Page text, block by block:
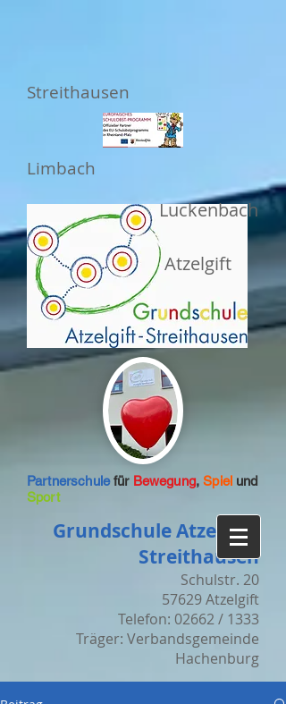
Streithausen
Limbach
Luckenbach
Atzelgift
Partnerschulefür Bewegung,Spiel und
Sport
Grundschule Atzelgift-
Streithausen
Schulstr. 20
57629 Atzelgift
Telefon: 02662 / 1333
Träger: Verbandsgemeinde
Hachenburg